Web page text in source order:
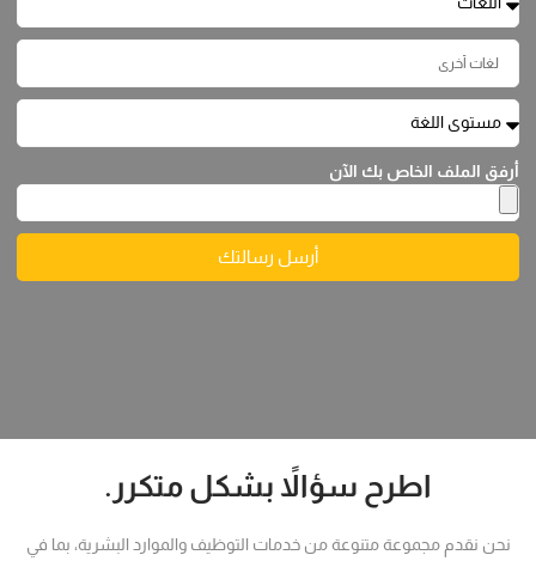
أرفق الملف الخاص بك الآن
أرسل رسالتك
اطرح سؤالاً بشكل متكرر.
نحن نقدم مجموعة متنوعة من خدمات التوظيف والموارد البشرية، بما في